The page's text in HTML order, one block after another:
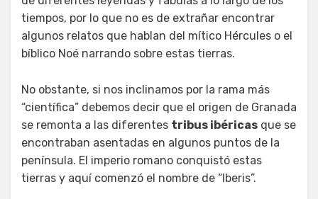
tiempos, por lo que no es de extrañar encontrar
algunos relatos que hablan del mítico Hércules o el
bíblico Noé narrando sobre estas tierras.
No obstante, si nos inclinamos por la rama más
“científica” debemos decir que el origen de Granada
se remonta a las diferentes tribus ibéricas que se
encontraban asentadas en algunos puntos de la
península. El imperio romano conquistó estas
tierras y aquí comenzó el nombre de “Iberis”.